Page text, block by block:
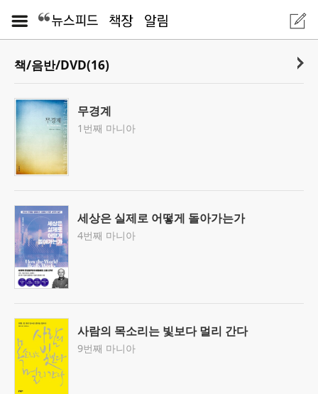
책/음반/DVD(16)
무경계
1번째 마니아
세상은 실제로 어떻게 돌아가는가
4번째 마니아
사람의 목소리는 빛보다 멀리 간다
9번째 마니아